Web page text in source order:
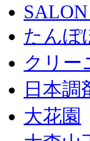
たんぽ
クリー
日本
大花園